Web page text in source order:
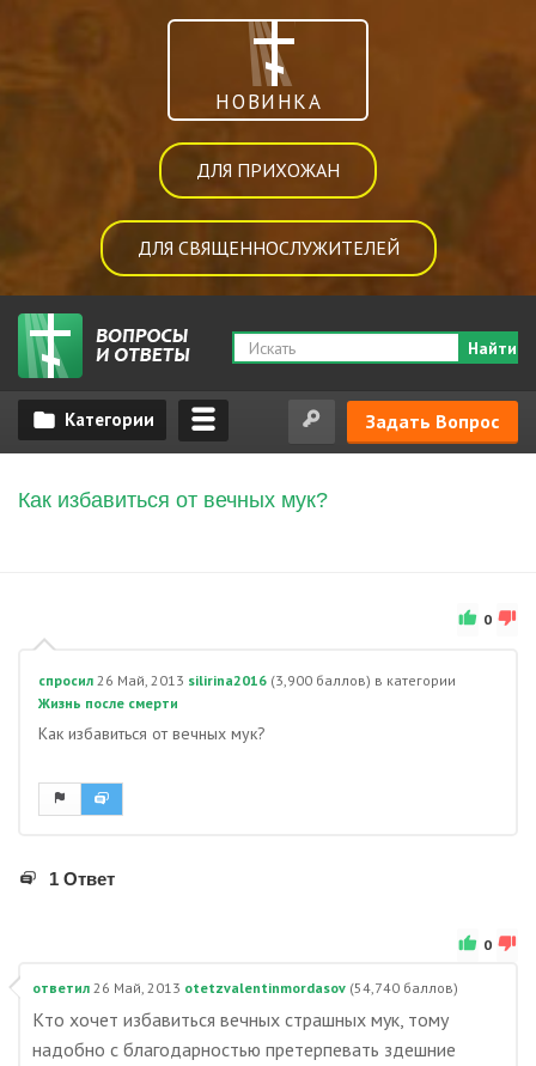
НОВИНКА
ДЛЯ ПРИХОЖАН
ДЛЯ СВЯЩЕННОСЛУЖИТЕЛЕЙ
Найти
Задать Вопрос
Как избавиться от вечных мук?
0
спросил 26 Май, 2013 silirina2016 (3,900 баллов) в категории
Жизнь после смерти
Как избавиться от вечных мук?
1 Ответ
0
ответил 26 Май, 2013 otetzvalentinmordasov (54,740 баллов)
Кто хочет избавиться вечных страшных мук, тому
надобно с благодарностью претерпевать здешние